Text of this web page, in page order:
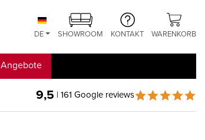
DE SHOWROOM KONTAKT WARENKORB
Angebote
9,5 | 161 Google reviews